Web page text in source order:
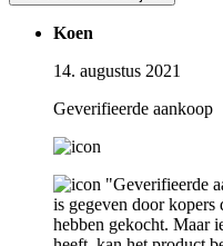
Koen
14. augustus 2021
Geverifieerde aankoop
"Geverifieerde
is gegeven door
hebben gekocht. Maar